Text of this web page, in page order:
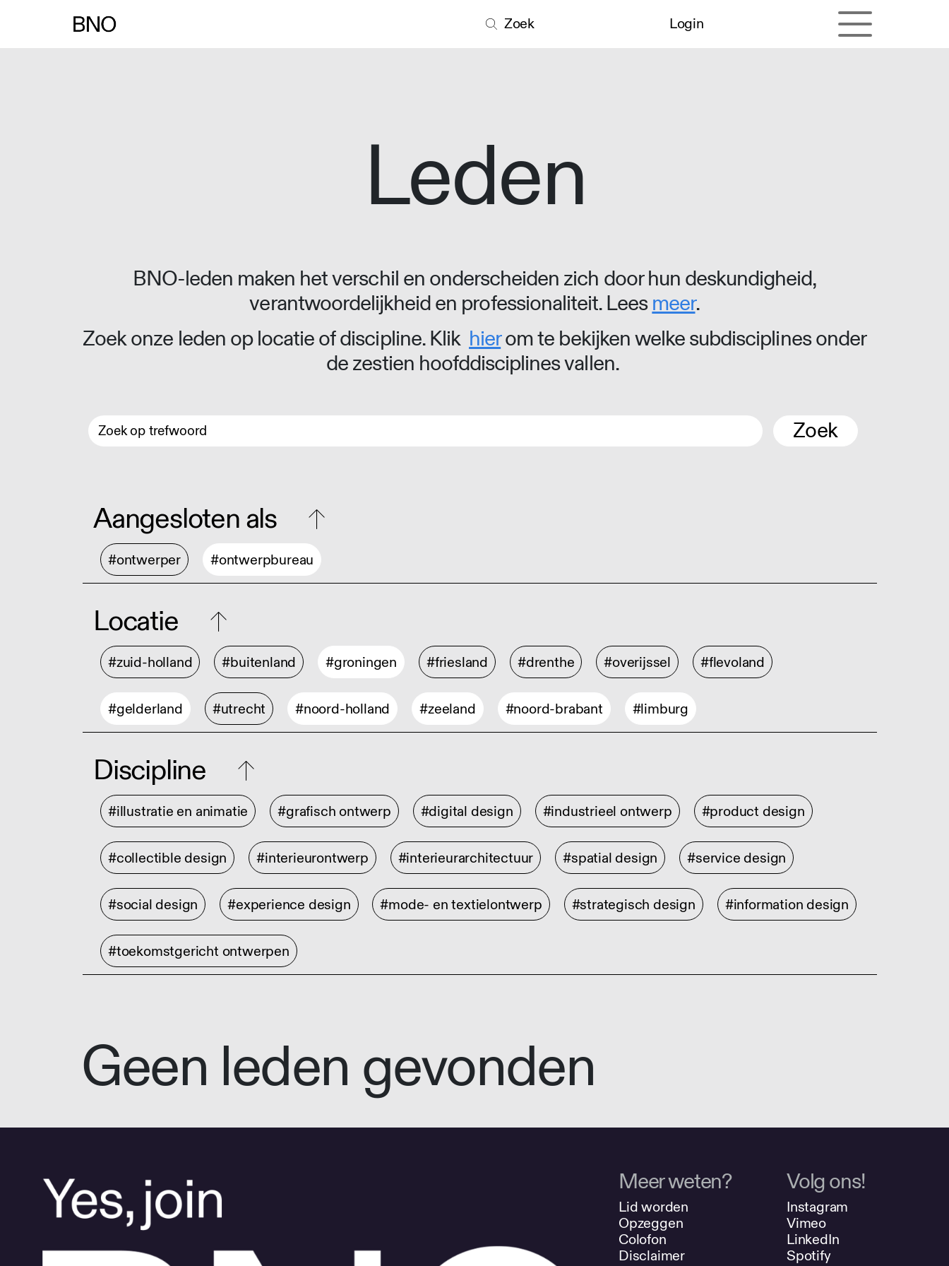
Zoek Login
Leden
BNO-leden maken het verschil en onderscheiden zich door hun deskundigheid,
verantwoordelijkheid en professionaliteit. Leesmeer.
Zoek onze leden op locatie of discipline. Klik hierom te bekijken welke subdisciplines onder
de zestien hoofddisciplines vallen.
Zoek
Aangesloten als
#ontwerper #ontwerpbureau
Locatie
#zuid-holland #buitenland #groningen #friesland #drenthe #overijssel #flevoland
#gelderland #utrecht #noord-holland #zeeland #noord-brabant #limburg
Discipline
#illustratie en animatie #grafisch ontwerp #digital design #industrieel ontwerp #product design
#collectible design #interieurontwerp #interieurarchitectuur #spatial design #service design
#social design #experience design #mode- en textielontwerp #strategisch design #information design
#toekomstgericht ontwerpen
Geen leden gevonden
Meer weten?
Lid worden
Opzeggen
Colofon
Disclaimer
Volg ons!
Instagram
Vimeo
LinkedIn
Spotify